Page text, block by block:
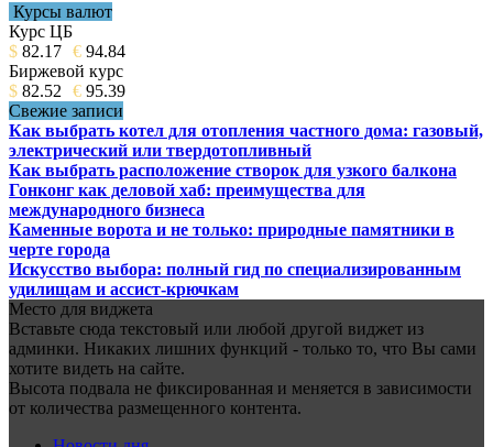
Курсы валют
Курс ЦБ
$ 82.17 € 94.84
Биржевой курс
$ 82.52 € 95.39
Свежие записи
Как выбрать котел для отопления частного дома: газовый,
электрический или твердотопливный
Как выбрать расположение створок для узкого балкона
Гонконг как деловой хаб: преимущества для
международного бизнеса
Каменные ворота и не только: природные памятники в
черте города
Искусство выбора: полный гид по специализированным
удилищам и ассист-крючкам
Место для виджета
Вставьте сюда текстовый или любой другой виджет из
админки. Никаких лишних функций - только то, что Вы сами
хотите видеть на сайте.
Высота подвала не фиксированная и меняется в зависимости
от количества размещенного контента.